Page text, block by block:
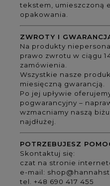
tekstem, umieszczoną
opakowania.
ZWROTY I
Na produkty
prawo zwrotu w ciągu
zamówienia.
Wszystkie nasze
miesięczną gwarancją.
Po jej upływie
pogwarancyjny –
wzmacniamy naszą
najdłużej.
POTRZEBUJESZ
Skontaktuj się:
czat na stronie
e-mail:
tel. +48 690 417 455